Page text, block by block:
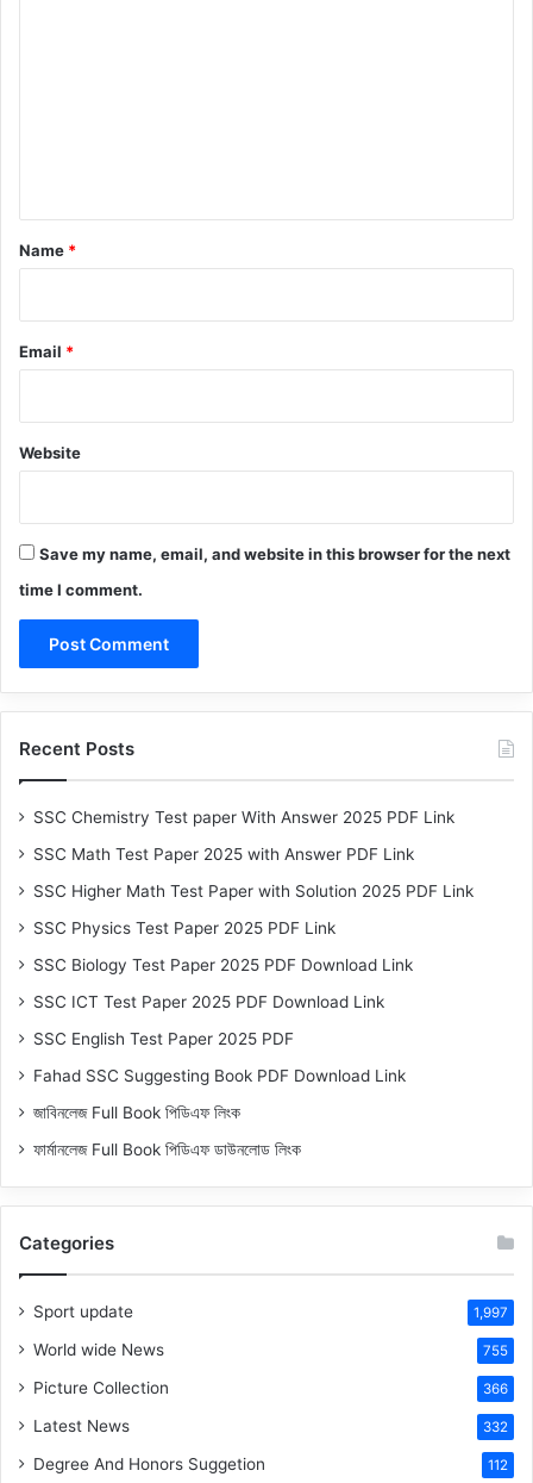
*
Name *
Email *
Website
Save my name, email, and website in this browser for the next
time I comment.
Recent Posts
SSC Chemistry Test paper With Answer 2025 PDF Link
SSC Math Test Paper 2025 with Answer PDF Link
SSC Higher Math Test Paper with Solution 2025 PDF Link
SSC Physics Test Paper 2025 PDF Link
SSC Biology Test Paper 2025 PDF Download Link
SSC ICT Test Paper 2025 PDF Download Link
SSC English Test Paper 2025 PDF
Fahad SSC Suggesting Book PDF Download Link
জাবিনলেজ Full Book পিডিএফ লিংক
ফার্মানলেজ Full Book পিডিএফ ডাউনলোড লিংক
Categories
Sport update 1,997
World wide News 755
Picture Collection 366
Latest News 332
Degree And Honors Suggetion 112